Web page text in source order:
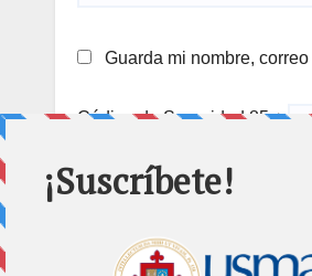
Guarda mi nombre,
Código de Seguridad 85 +